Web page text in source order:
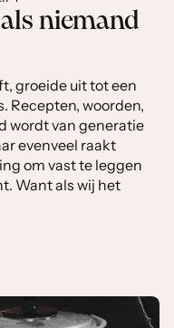
niemand
groeide uit tot een
Recepten, woorden,
wordt van generatie
evenveel raakt
om vast te leggen
Want als wij het